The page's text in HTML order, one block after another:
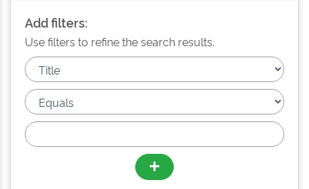
Add filters:
Use filters to refine the search results.